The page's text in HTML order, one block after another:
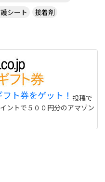
シート
接着剤
ト券をゲット！ 投稿で
ントで５００円分のアマゾン